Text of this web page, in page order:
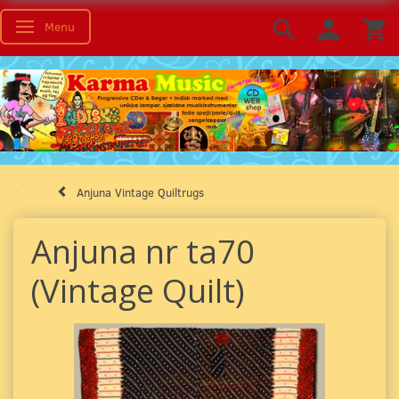
Toggle navigation
Menu
Anjuna Vintage Quiltrugs
Anjuna nr ta70
(Vintage Quilt)